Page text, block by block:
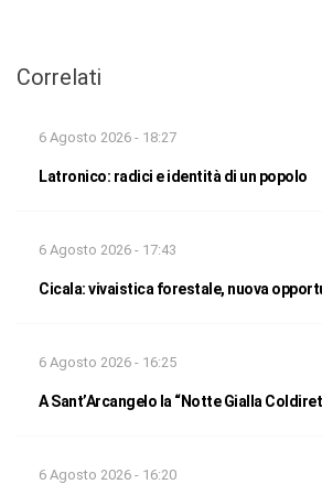
Correlati
6 Agosto 2026 - 18:27
Latronico: radici e identità di un popolo
6 Agosto 2026 - 17:43
Cicala: vivaistica forestale, nuova
6 Agosto 2026 - 16:25
A Sant’Arcangelo la “Notte Gialla
6 Agosto 2026 - 16:20